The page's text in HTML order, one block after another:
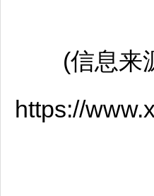
(信息来
https://